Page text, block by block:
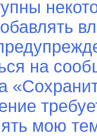
на
мою